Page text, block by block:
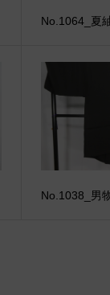
No.1064_夏
No.1038_男